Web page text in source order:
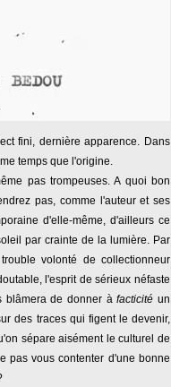
fini, dernière apparence. Dans
temps que l'origine.
pas trompeuses. A quoi bon
pas, comme l'auteur et ses
d'elle-même, d'ailleurs ce
par crainte de la lumière. Par
volonté de collectionneur
l'esprit de sérieux néfaste
blâmera de donner àfacticité un
des traces qui figent le devenir,
sépare aisément le culturel de
pas vous contenter d'une bonne